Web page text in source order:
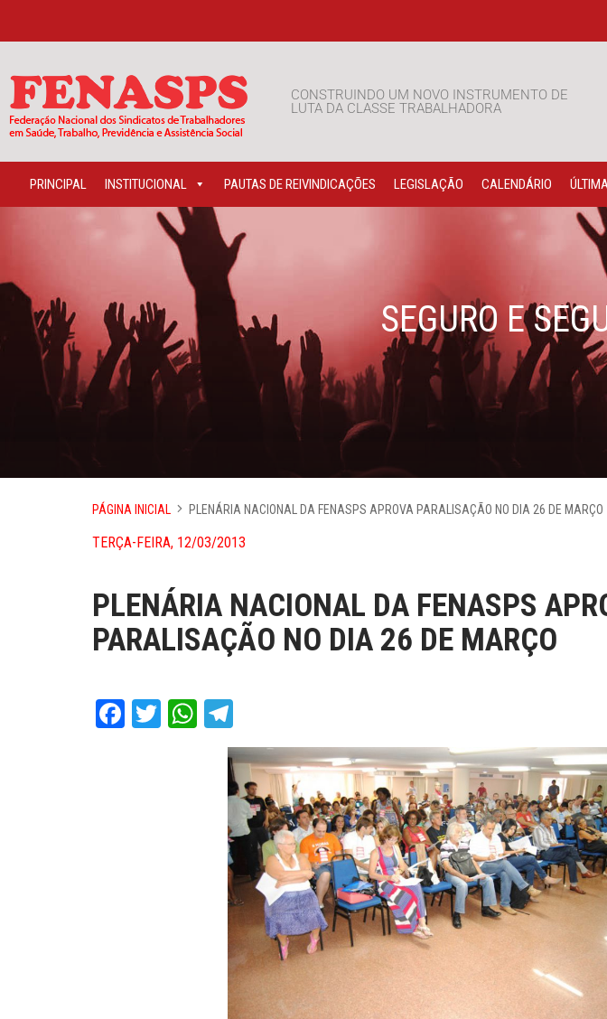
CONSTRUINDO UM NOVO INSTRUMENTO DE
LUTA DA CLASSE TRABALHADORA
PRINCIPAL INSTITUCIONAL PAUTAS DE REIVINDICAÇÕES LEGISLAÇÃO CALENDÁRIO
SEGURO E
PÁGINA INICIAL PLENÁRIA NACIONAL DA FENASPS APROVA PARALISAÇÃO NO DIA 26 DE MARÇO
TERÇA-FEIRA, 12/03/2013
PLENÁRIA NACIONAL DA FENASPS
PARALISAÇÃO NO DIA 26 DE MARÇO
Facebook
TwitterWhatsApp